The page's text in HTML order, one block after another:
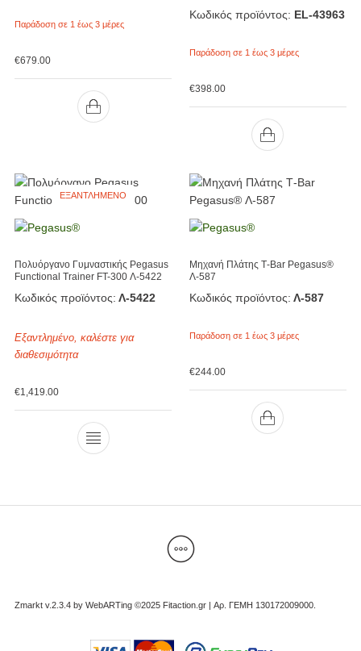
Παράδοση σε 1 έως 3 μέρες
€679.00
Κωδικός προϊόντος: EL-43963
Παράδοση σε 1 έως 3 μέρες
€398.00
ΕΞΑΝΤΛΗΜΈΝΟ
Πολυόργανο Γυμναστικής Pegasus
Functional Trainer FT-300 Λ-5422
Κωδικός προϊόντος: Λ-5422
Εξαντλημένο, καλέστε για
διαθεσιμότητα
€1,419.00
Μηχανή Πλάτης Τ-Bar Pegasus®
Λ-587
Κωδικός προϊόντος: Λ-587
Παράδοση σε 1 έως 3 μέρες
€244.00
Zmarkt v.2.3.4 by WebARTing ©2025 Fitaction.gr | Αρ. ΓΕΜΗ 130172009000.